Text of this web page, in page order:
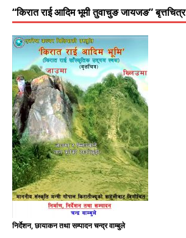
“किरात राई आदिम भूमी तुवाचुङ जायजङ” बृत्तचित्र
निर्देशन, छायाकन तथा सम्पादन चन्द्र वाम्बुले